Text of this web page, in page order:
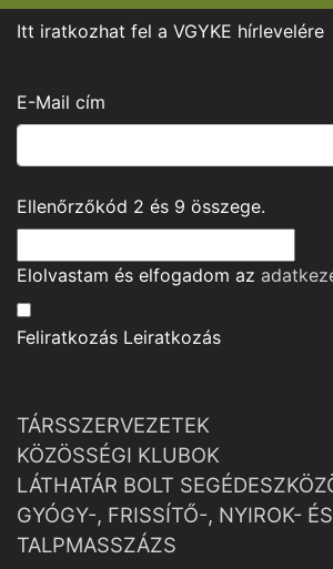
Itt iratkozhat fel a VGYKE hírlevelére
E-Mail cím
Ellenőrzőkód 2 és 9 összege.
Elolvastam és elfogadom az
Feliratkozás Leiratkozás
TÁRSSZERVEZETEK
KÖZÖSSÉGI KLUBOK
LÁTHATÁR BOLT
GYÓGY-, FRISSÍTŐ-, NYIROK- ÉS
TALPMASSZÁZS